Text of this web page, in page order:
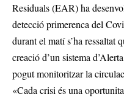
Residuals (EAR) ha
detecció primerenca del
durant el matí s’ha ressaltat
creació d’un sistema
pogut monitoritzar la
«Cada crisi és una